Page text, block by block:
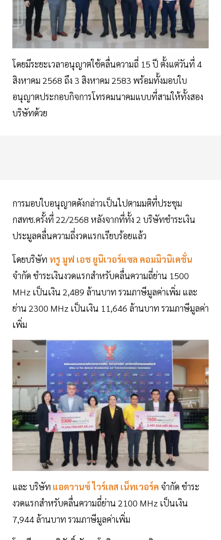
โดยมีระยะเวลาอนุญาตใช้คลื่นความถี่ 15 ปี ตั้งแต่วันที่ 4
สิงหาคม 2568 ถึง 3 สิงหาคม 2583 พร้อมทั้งมอบใบ
อนุญาตประกอบกิจการโทรคมนาคมแบบที่สามให้ทั้งสอง
บริษัทด้วย
การมอบใบอนุญาตดังกล่าวเป็นไปตามมติที่ประชุม
กสทช.ครั้งที่ 22/2568 หลังจากที่ทั้ง 2 บริษัทชำระเงิน
ประมูลคลื่นความถี่งวดแรกเรียบร้อยแล้ว
โดยบริษัท ทรู มูฟ เอช ยูนิเวอร์แซล คอมมิวนิเคชั่น
จำกัด ชำระเงินงวดแรกสำหรับคลื่นความถี่ย่าน 1500
MHz เป็นเงิน 2,489 ล้านบาท รวมภาษีมูลค่าเพิ่ม และ
ย่าน 2300 MHz เป็นเงิน 11,646 ล้านบาท รวมภาษีมูลค่า
เพิ่ม
และ บริษัท แอดวานซ์ ไวร์เลส เน็ทเวอร์ค จำกัด ชำระ
งวดแรกสำหรับคลื่นความถี่ย่าน 2100 MHz เป็นเงิน
7,944 ล้านบาท รวมภาษีมูลค่าเพิ่ม